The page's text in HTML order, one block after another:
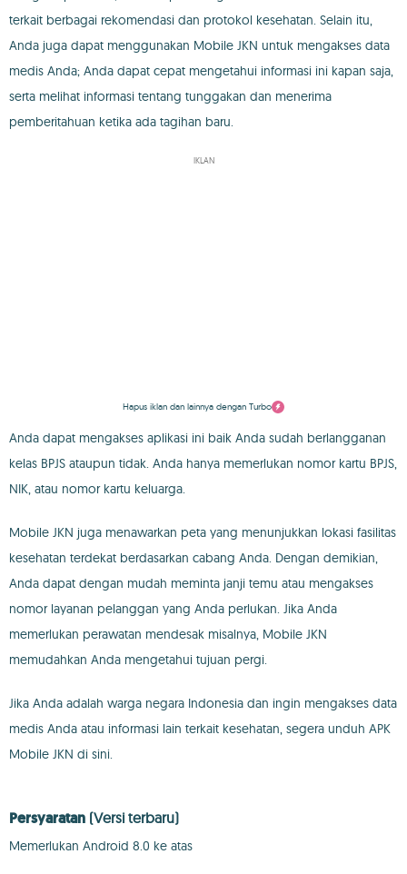
terkait berbagai rekomendasi dan protokol kesehatan. Selain itu,
Anda juga dapat menggunakan Mobile JKN untuk mengakses data
medis Anda; Anda dapat cepat mengetahui informasi ini kapan saja,
serta melihat informasi tentang tunggakan dan menerima
pemberitahuan ketika ada tagihan baru.
IKLAN
Hapus iklan dan lainnya dengan Turbo
Anda dapat mengakses aplikasi ini baik Anda sudah berlangganan
kelas BPJS ataupun tidak. Anda hanya memerlukan nomor kartu BPJS,
NIK, atau nomor kartu keluarga.
Mobile JKN juga menawarkan peta yang menunjukkan lokasi fasilitas
kesehatan terdekat berdasarkan cabang Anda. Dengan demikian,
Anda dapat dengan mudah meminta janji temu atau mengakses
nomor layanan pelanggan yang Anda perlukan. Jika Anda
memerlukan perawatan mendesak misalnya, Mobile JKN
memudahkan Anda mengetahui tujuan pergi.
Jika Anda adalah warga negara Indonesia dan ingin mengakses data
medis Anda atau informasi lain terkait kesehatan, segera unduh APK
Mobile JKN di sini.
Persyaratan (Versi terbaru)
Memerlukan Android 8.0 ke atas